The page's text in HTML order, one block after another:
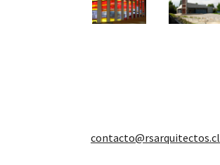
contacto@rsarquitectos.cl